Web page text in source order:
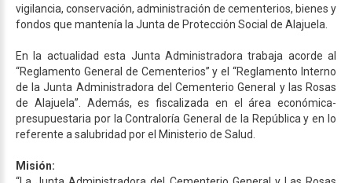
vigilancia, conservación, administración de cementerios, bienes y
fondos que mantenía la Junta de Protección Social de Alajuela.
En la actualidad esta Junta Administradora trabaja acorde al
“Reglamento General de Cementerios” y el “Reglamento Interno
de la Junta Administradora del Cementerio General y las Rosas
de Alajuela”. Además, es fiscalizada en el área económica-
presupuestaria por la Contraloría General de la República y en lo
referente a salubridad por el Ministerio de Salud.
Misión: